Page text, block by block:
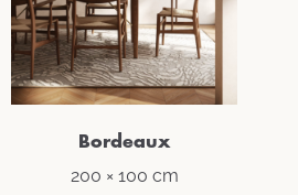
Bordeaux
200 × 100 cm